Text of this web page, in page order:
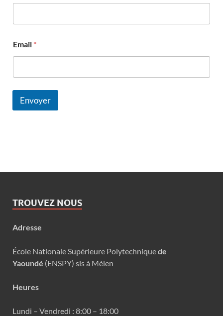
Email *
Envoyer
TROUVEZ NOUS
Adresse
École Nationale Supérieure Polytechniquede
Yaoundé (ENSPY) sis à Mélen
Heures
Lundi – Vendredi : 8:00 – 18:00